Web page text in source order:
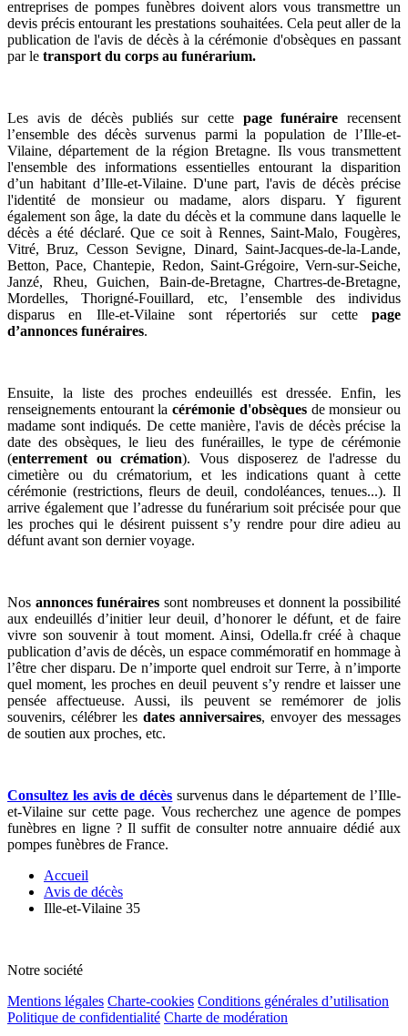
entreprises de pompes funèbres doivent alors vous transmettre un
devis précis entourant les prestations souhaitées. Cela peut aller de la
publication de l'avis de décès à la cérémonie d'obsèques en passant
par le transport du corps au funérarium.
Les avis de décès publiés sur cette page funéraire recensent
l’ensemble des décès survenus parmi la population de l’Ille-et-
Vilaine, département de la région Bretagne. Ils vous transmettent
l'ensemble des informations essentielles entourant la disparition
d’un habitant d’Ille-et-Vilaine. D'une part, l'avis de décès précise
l'identité de monsieur ou madame, alors disparu. Y figurent
également son âge, la date du décès et la commune dans laquelle le
décès a été déclaré. Que ce soit à Rennes, Saint-Malo, Fougères,
Vitré, Bruz, Cesson Sevigne, Dinard, Saint-Jacques-de-la-Lande,
Betton, Pace, Chantepie, Redon, Saint-Grégoire, Vern-sur-Seiche,
Janzé, Rheu, Guichen, Bain-de-Bretagne, Chartres-de-Bretagne,
Mordelles, Thorigné-Fouillard, etc, l’ensemble des individus
disparus en Ille-et-Vilaine sont répertoriés sur cette page
d’annonces funéraires.
Ensuite, la liste des proches endeuillés est dressée. Enfin, les
renseignements entourant la cérémonie d'obsèquesde monsieur ou
madame sont indiqués. De cette manière, l'avis de décès précise la
date des obsèques, le lieu des funérailles, le type de cérémonie
(enterrement ou crémation). Vous disposerez de l'adresse du
cimetière ou du crématorium, et les indications quant à cette
cérémonie (restrictions, fleurs de deuil, condoléances, tenues...). Il
arrive également que l’adresse du funérarium soit précisée pour que
les proches qui le désirent puissent s’y rendre pour dire adieu au
défunt avant son dernier voyage.
Nos annonces funéraires sont nombreuses et donnent la possibilité
aux endeuillés d’initier leur deuil, d’honorer le défunt, et de faire
vivre son souvenir à tout moment. Ainsi, Odella.fr créé à chaque
publication d’avis de décès, un espace commémoratif en hommage à
l’être cher disparu. De n’importe quel endroit sur Terre, à n’importe
quel moment, les proches en deuil peuvent s’y rendre et laisser une
pensée affectueuse. Aussi, ils peuvent se remémorer de jolis
souvenirs, célébrer lesdates anniversaires, envoyer des messages
de soutien aux proches, etc.
Consultez les avis de décès survenus dans le département de l’Ille-
et-Vilaine sur cette page. Vous recherchez une agence de pompes
funèbres en ligne ? Il suffit de consulter notre annuaire dédié aux
pompes funèbres de France.
Accueil
Avis de décès
Ille-et-Vilaine 35
Notre société
Mentions légales Charte-cookies Conditions générales d’utilisation
Politique de confidentialité Charte de modération